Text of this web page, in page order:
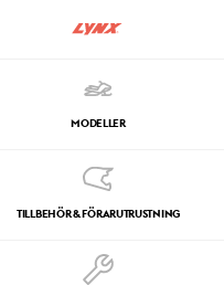
MODELLER
TILLBEHÖR & FÖRARUTRUSTNING